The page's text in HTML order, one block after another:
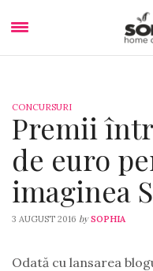
CONCURSURI
Premii
de euro
imaginea
3 AUGUST 2016 by SOPHIA
Odată cu lansarea